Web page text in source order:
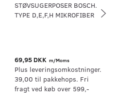
STØVSUGERPOSER BOSCH.
TYPE D,E,F,H MIKROFIBER
69,95 DKK m/Moms
Plus leveringsomkostninger.
39,00 til pakkehops. Fri
fragt ved køb over 599,-